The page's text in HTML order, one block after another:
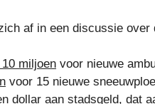
af in een discussie
miljoen voor nieuwe
voor 15 nieuwe
dollar aan stadsgeld, dat